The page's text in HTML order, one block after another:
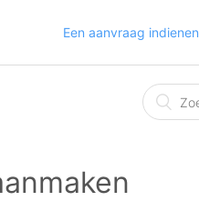
Een aanvraag indienen